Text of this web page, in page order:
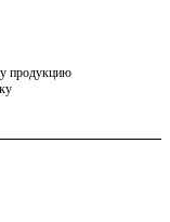
продукцию